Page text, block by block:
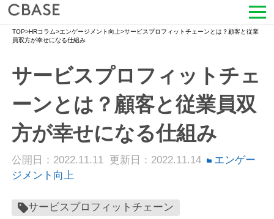
サービス
活用シーン
導入事例
セミナー情報
HRコラム
お知らせ
TOP>HRコラム>エンゲージメント向上>サービスプロフィットチェーンとは？顧客と従業
員双方が幸せになる仕組み
サービスプロフィットチェ
ーンとは？顧客と従業員双
方が幸せになる仕組み
公開日：2022.11.11 更新日：2022.11.14
エンゲー
ジメント向上
サービスプロフィットチェーン